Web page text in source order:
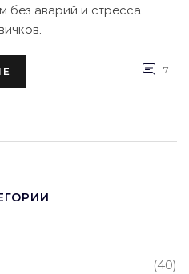
без аварий и стресса.
7
(40)